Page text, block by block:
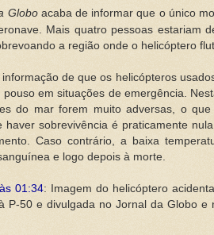
Globoacaba de informar que o único
Mais quatro pessoas estariam
a região onde o helicóptero
informação de que os helicópteros
pouso em situações de emergência.
do mar forem muito adversas, o
haver sobrevivência é praticamente
Caso contrário, a baixa
e logo depois à morte.
01:34: Imagem do helicóptero
P-50 e divulgada no Jornal da Globo